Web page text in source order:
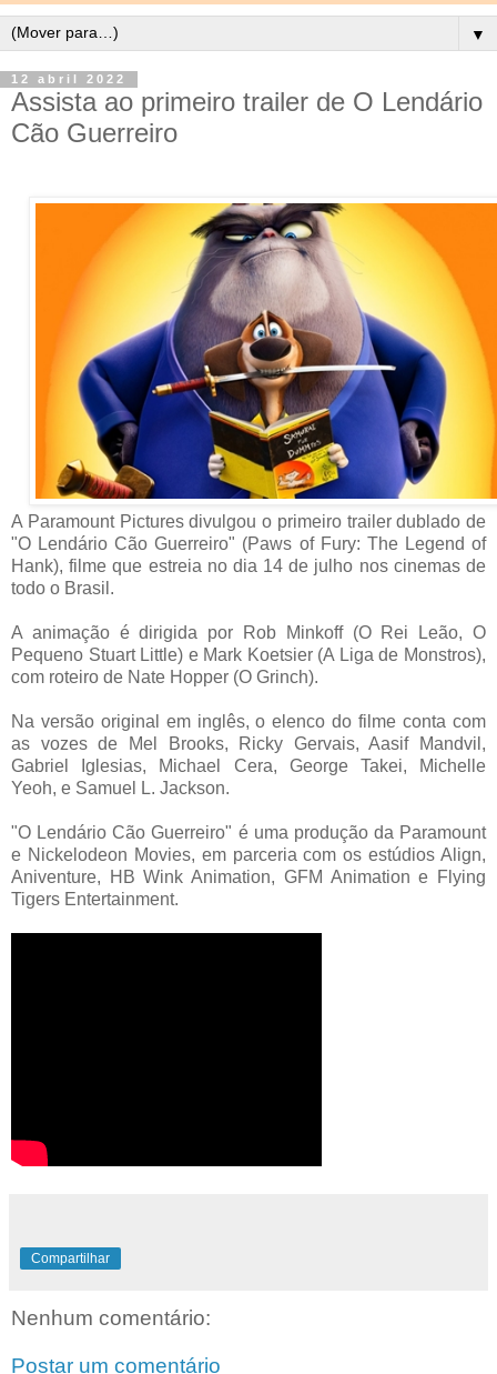
▼
12 abril 2022
Assista ao primeiro trailer de O Lendário
Cão Guerreiro
A Paramount Pictures divulgou o primeiro trailer dublado de
"O Lendário Cão Guerreiro" (Paws of Fury: The Legend of
Hank), filme que estreia no dia 14 de julho nos cinemas de
todo o Brasil.
A animação é dirigida por Rob Minkoff (O Rei Leão, O
Pequeno Stuart Little) e Mark Koetsier (A Liga de Monstros),
com roteiro de Nate Hopper (O Grinch).
Na versão original em inglês, o elenco do filme conta com
as vozes de Mel Brooks, Ricky Gervais, Aasif Mandvil,
Gabriel Iglesias, Michael Cera, George Takei, Michelle
Yeoh, e Samuel L. Jackson.
"O Lendário Cão Guerreiro" é uma produção da Paramount
e Nickelodeon Movies, em parceria com os estúdios Align,
Aniventure, HB Wink Animation, GFM Animation e Flying
Tigers Entertainment.
Compartilhar
Nenhum comentário:
Postar um comentário